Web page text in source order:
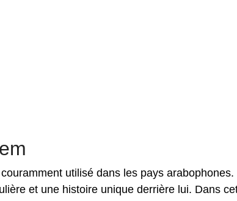
utilisé dans les pays arabophones.
et une histoire unique derrière lui. Dans